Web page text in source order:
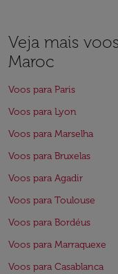
Veja mais
Maroc
Voos para Paris
Voos para Lyon
Voos para Marselha
Voos para Bruxelas
Voos para Agadir
Voos para Toulouse
Voos para Bordéus
Voos para Marraquexe
Voos para Casablanca